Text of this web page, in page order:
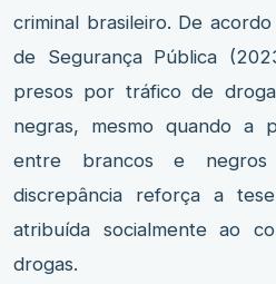
criminal brasileiro. De
de Segurança Pública
presos por tráfico de
negras, mesmo quando a
entre brancos e negros
discrepância reforça a
atribuída socialmente ao
drogas.